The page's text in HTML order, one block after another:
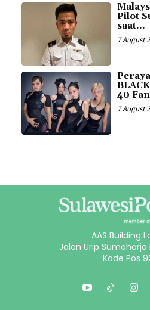
Pilot
saat...
7 August
40
7 August
AAS Building
Jalan Urip Sumoharjo
Kode Pos